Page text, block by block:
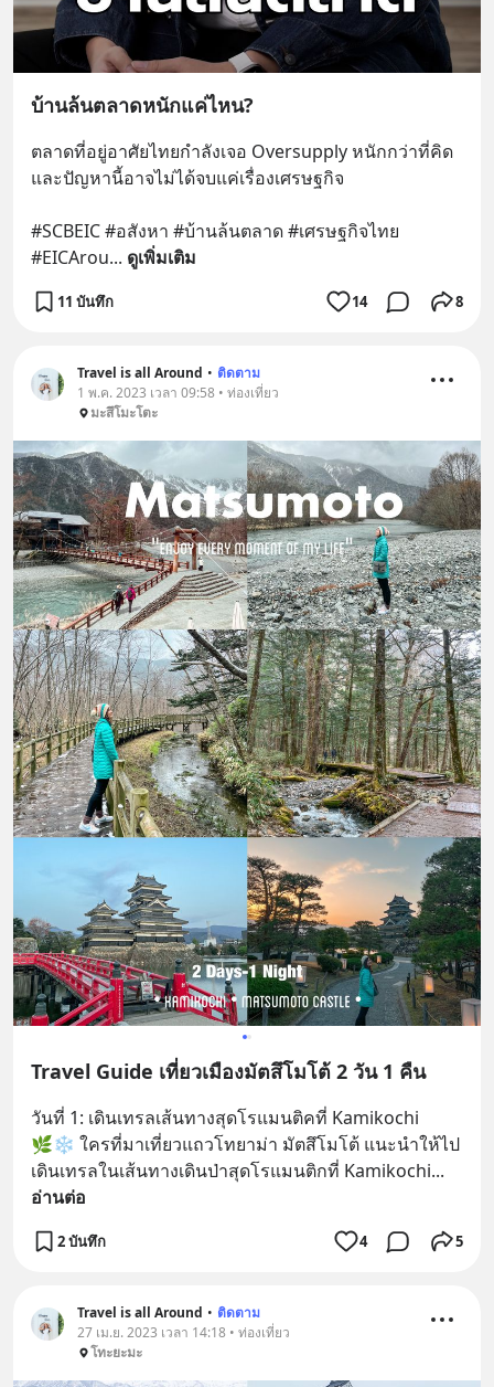
บ้านล้นตลาดหนักแค่ไหน?
ตลาดที่อยู่อาศัยไทยกำลังเจอ Oversupply หนักกว่าที่คิด
และปัญหานี้อาจไม่ได้จบแค่เรื่องเศรษฐกิจ
#SCBEIC #อสังหา #บ้านล้นตลาด #เศรษฐกิจไทย
#EICArou... ดูเพิ่มเติม
11 บันทึก 14 8
Travel is all Around • ติดตาม
1 พ.ค. 2023 เวลา 09:58 • ท่องเที่ยว
มะสึโมะโตะ
Travel Guide เที่ยวเมืองมัตสึโมโต้ 2 วัน 1 คืน
วันที่ 1: เดินเทรลเส้นทางสุดโรแมนติคที่ Kamikochi
🌿❄️ ใครที่มาเที่ยวแถวโทยาม่า มัตสึโมโต้ แนะนำให้ไป
เดินเทรลในเส้นทางเดินป่าสุดโรแมนติกที่ Kamikochi
อ่านต่อ
2 บันทึก 4 5
Travel is all Around • ติดตาม
27 เม.ย. 2023 เวลา 14:18 • ท่องเที่ยว
โทะยะมะ